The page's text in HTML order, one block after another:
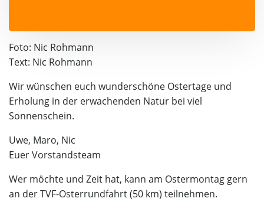
Foto: Nic Rohmann
Text: Nic Rohmann
Wir wünschen euch wunderschöne Ostertage und
Erholung in der erwachenden Natur bei viel
Sonnenschein.
Uwe, Maro, Nic
Euer Vorstandsteam
Wer möchte und Zeit hat, kann am Ostermontag gern
an der TVF-Osterrundfahrt (50 km) teilnehmen.